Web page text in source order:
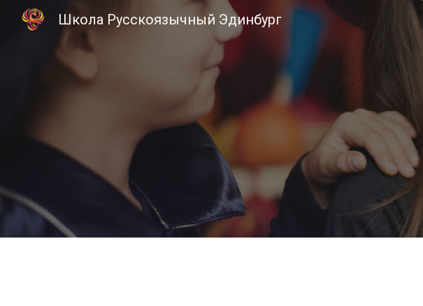
Skip to main content
Школа Русскоязычный Эдинбург